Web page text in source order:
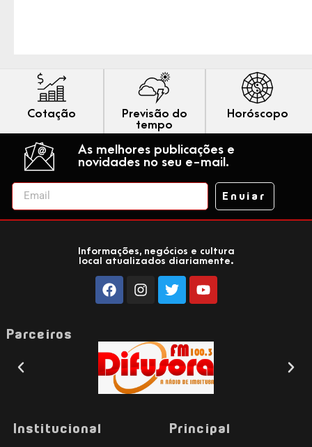
Cotação
Previsão do
tempo
Horóscopo
As melhores publicações e
novidades no seu e-mail.
Enviar
Informações, negócios e cultura
local atualizados diariamente.
Parceiros
Institucional Principal